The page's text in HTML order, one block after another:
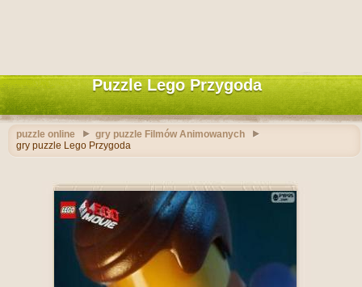
Puzzle Lego Przygoda
puzzle online
gry puzzle Filmów Animowanych
gry puzzle Lego Przygoda